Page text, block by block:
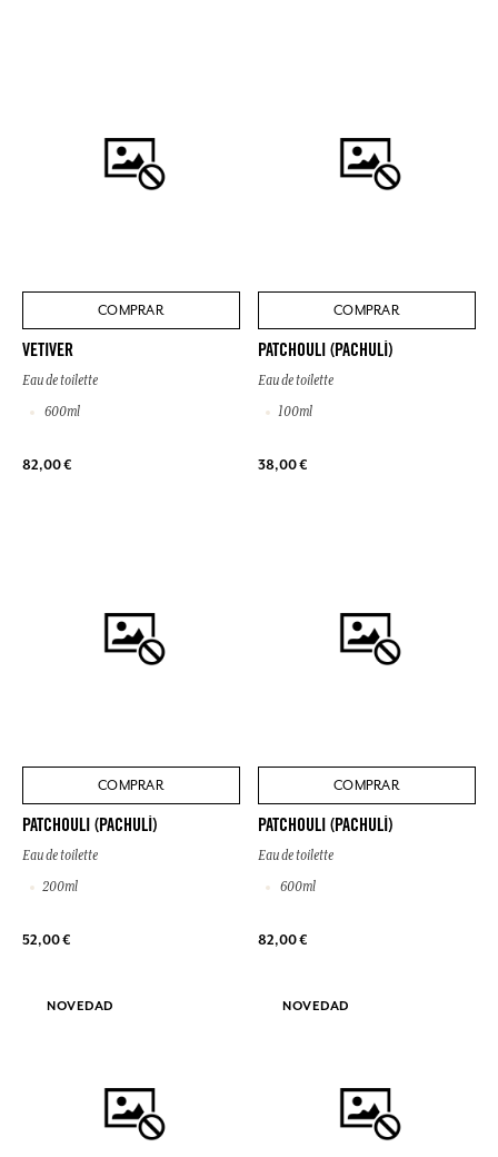
COMPRAR
VETIVER
Eau de toilette
600ml
82,00 €
COMPRAR
PATCHOULI (PACHULÍ)
Eau de toilette
100ml
38,00 €
COMPRAR
PATCHOULI (PACHULÍ)
Eau de toilette
200ml
52,00 €
COMPRAR
PATCHOULI (PACHULÍ)
Eau de toilette
600ml
82,00 €
NOVEDAD NOVEDAD